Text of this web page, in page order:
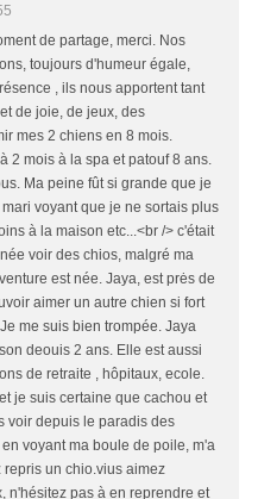
de partage, merci. Nos
toujours d'humeur égale,
, ils nous apportent tant
de joie, de jeux, des
mes 2 chiens en 8 mois.
2 mois à la spa et patouf 8 ans.
Ma peine fût si grande que je
voyant que je ne sortais plus
à la maison etc...<br /> c'était
voir des chios, malgré ma
est née. Jaya, est prės de
aimer un autre chien si fort
me suis bien trompée. Jaya
deouis 2 ans. Elle est aussi
de retraite , hôpitaux, ecole.
je suis certaine que cachou et
voir depuis le paradis des
voyant ma boule de poile, m'a
un chio.vius aimez
n'hésitez pas à en reprendre et